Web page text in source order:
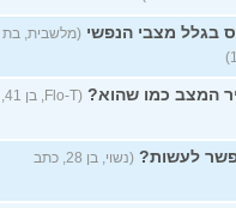
בגלל מצבי הנפשי
המצב כמו שהוא?
לעשות?
(נשוי, בן 28, כתב